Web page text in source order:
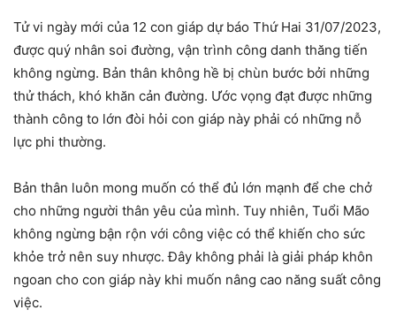
Tử vi ngày mới của 12 con giáp dự báo Thứ Hai 31/07/2023,
được quý nhân soi đường, vận trình công danh thăng tiến
không ngừng. Bản thân không hề bị chùn bước bởi những
thử thách, khó khăn cản đường. Ước vọng đạt được những
thành công to lớn đòi hỏi con giáp này phải có những nỗ
lực phi thường.
Bản thân luôn mong muốn có thể đủ lớn mạnh để che chở
cho những người thân yêu của mình. Tuy nhiên, Tuổi Mão
không ngừng bận rộn với công việc có thể khiến cho sức
khỏe trở nên suy nhược. Đây không phải là giải pháp khôn
ngoan cho con giáp này khi muốn nâng cao năng suất công
việc.